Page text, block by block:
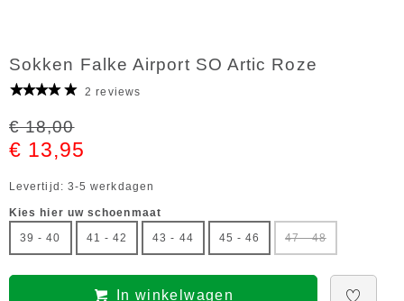
Sokken Falke Airport SO Artic Roze
2 reviews
€ 18,00
€ 13,95
Levertijd: 3-5 werkdagen
Kies hier uw schoenmaat
39 - 40
41 - 42 43 - 44 45 - 46 47 - 48
In winkelwagen